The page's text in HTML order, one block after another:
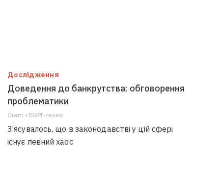
Дослідження
Доведення до банкрутства: обговорення
проблематики
Статті • БОРГ-review
З’ясувалось, що в законодавстві у цій сфері
існує певний хаос